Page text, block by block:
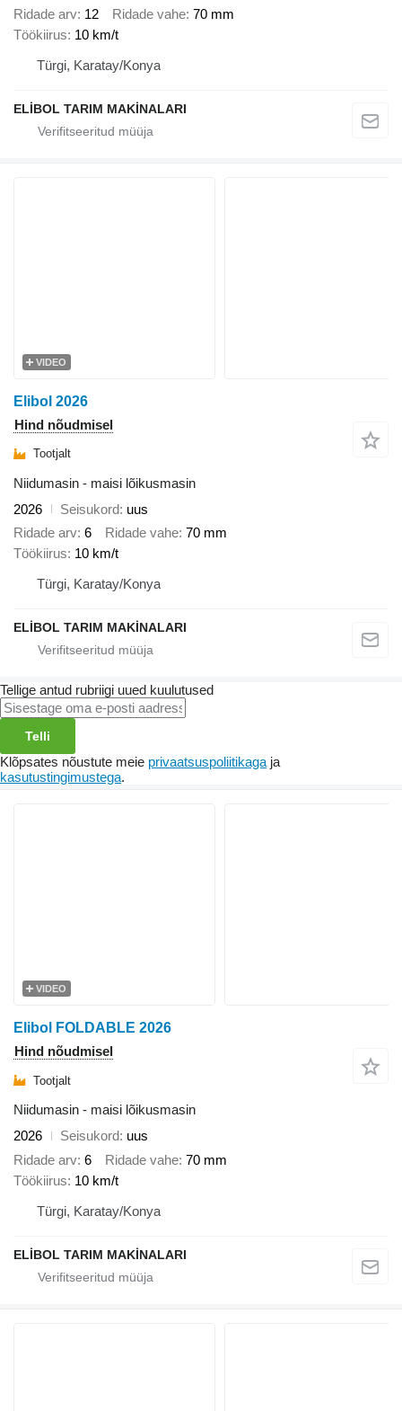
Ridade arv 12 Ridade vahe 70 mm
Töökiirus 10 km/t
Türgi, Karatay/Konya
ELİBOL TARIM MAKİNALARI
VIDEO
Elibol 2026
Hind nõudmisel
Tootjalt
Niidumasin - maisi lõikusmasin
2026
Seisukord uus
Ridade arv 6 Ridade vahe 70 mm
Töökiirus 10 km/t
Türgi, Karatay/Konya
ELİBOL TARIM MAKİNALARI
Tellige antud rubriigi uued kuulutused
Telli
Klõpsates nõustute meie privaatsuspoliitikaga ja
kasutustingimustega.
VIDEO
Elibol FOLDABLE 2026
Hind nõudmisel
Tootjalt
Niidumasin - maisi lõikusmasin
2026
Seisukord uus
Ridade arv 6 Ridade vahe 70 mm
Töökiirus 10 km/t
Türgi, Karatay/Konya
ELİBOL TARIM MAKİNALARI